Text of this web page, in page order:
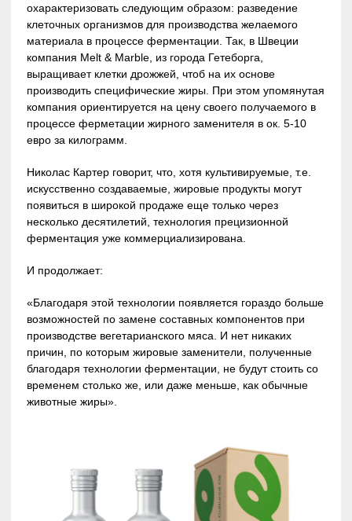
охарактеризовать следующим образом: разведение
клеточных организмов для производства желаемого
материала в процессе ферментации. Так, в Швеции
компания Melt & Marble, из города Гетеборга,
выращивает клетки дрожжей, чтоб на их основе
производить специфические жиры. При этом упомянутая
компания ориентируется на цену своего получаемого в
процессе ферметации жирного заменителя в ок. 5-10
евро за килограмм.
Николас Картер говорит, что, хотя культивируемые, т.е.
искусственно создаваемые, жировые продукты могут
появиться в широкой продаже еще только через
несколько десятилетий, технология прецизионной
ферментация уже коммерциализирована.
И продолжает:
«Благодаря этой технологии появляется гораздо больше
возможностей по замене составных компонентов при
производстве вегетарианского мяса. И нет никаких
причин, по которым жировые заменители, полученные
благодаря технологии ферментации, не будут стоить со
временем столько же, или даже меньше, как обычные
животные жиры».